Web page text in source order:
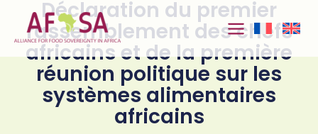
contenuDéclaration du premier
rassemblement des chefs
africains et de la première
réunion politique sur les
systèmes alimentaires
africains